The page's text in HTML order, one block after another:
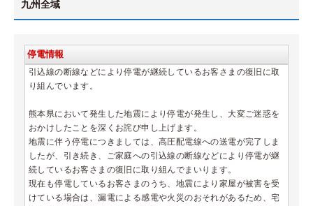
九州全域
停電情報
引込線の断線などにより停電が継続しているお客さまの復旧に取
り組んでいます。
熊本県において発生した地震により停電が発生し、大変ご迷惑を
おかけしたことを深くお詫び申し上げます。
地震に伴う停電につきましては、高圧配電線への送電が完了しま
したが、引き続き、ご家庭への引込線の断線などにより停電が継
続しているお客さまの復旧に取り組んでまいります。
現在も停電しているお客さまのうち、地震により家屋が被害を受
けている場合は、漏電による感電や火災のおそれがあるため、宅